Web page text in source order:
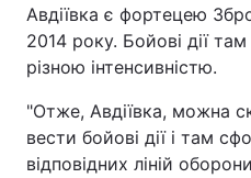
Авдіївка є фортецею
2014 року. Бойові дії
різною інтенсивністю.
"Отже, Авдіївка, можна
вести бойові дії і там
відповідних ліній